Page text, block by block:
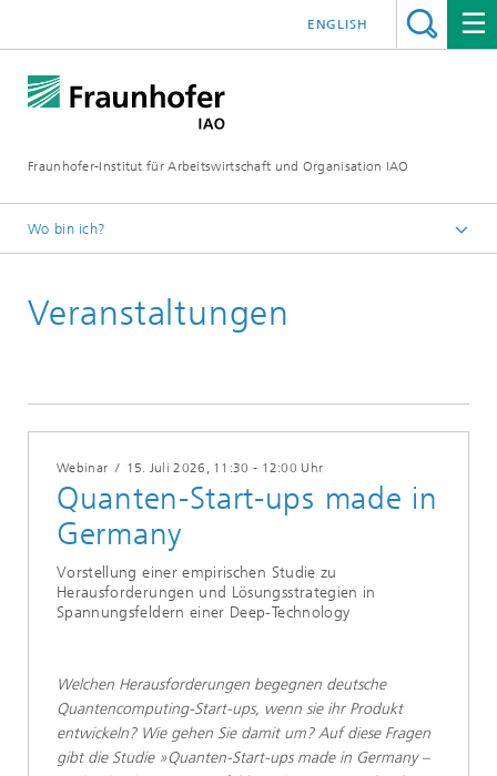
Fraunhofer-Institut für Arbeitswirtschaft und Organisation IAO
ENGLISH
Wo bin ich?
Veranstaltungen
Veranstaltungen
Webinar / 15. Juli 2026 , 11:30 - 12:00 Uhr
Quanten-Start-ups made in
Germany​​
​Vorstellung einer empirischen Studie zu
Herausforderungen und Lösungsstrategien in
Spannungsfeldern einer Deep-Technology​​
​​​Welchen Herausforderungen begegnen deutsche
Quantencomputing-Start-ups, wenn sie ihr Produkt
entwickeln? Wie gehen Sie damit um? Auf diese Fragen
gibt die Studie »Quanten-Start-ups made in Germany –